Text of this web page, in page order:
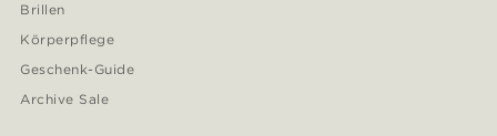
Brillen
Körperpflege
Geschenk-Guide
Archive Sale